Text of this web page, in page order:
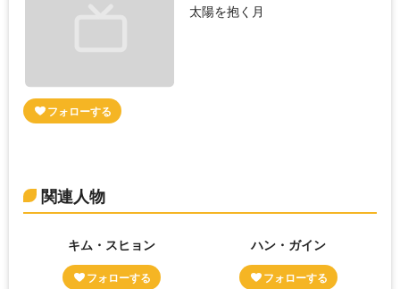
太陽を抱く月
関連人物
キム・スヒョン ハン・ガイン